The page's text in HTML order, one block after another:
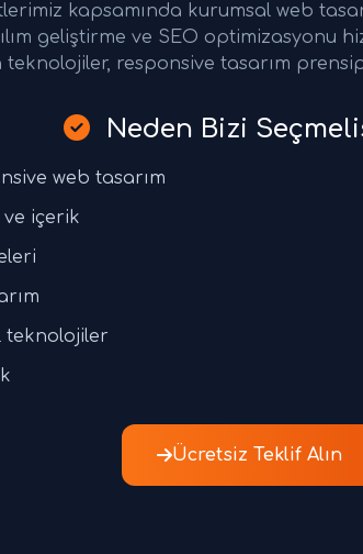
kapsamında kurumsal web
geliştirme ve SEO optimizasyonu
responsive tasarım
Neden Bizi
web tasarım
ve içerik
teknolojiler
Ücretsiz Teklif Alın